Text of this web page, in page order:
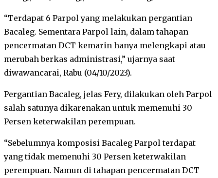
“Terdapat 6 Parpol yang melakukan pergantian
Bacaleg. Sementara Parpol lain, dalam tahapan
pencermatan DCT kemarin hanya melengkapi atau
merubah berkas administrasi,” ujarnya saat
diwawancarai, Rabu (04/10/2023).
Pergantian Bacaleg, jelas Fery, dilakukan oleh Parpol
salah satunya dikarenakan untuk memenuhi 30
Persen keterwakilan perempuan.
“Sebelumnya komposisi Bacaleg Parpol terdapat
yang tidak memenuhi 30 Persen keterwakilan
perempuan. Namun di tahapan pencermatan DCT